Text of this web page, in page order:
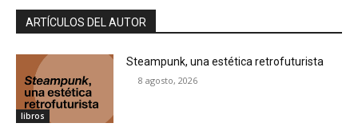
ARTÍCULOS DEL AUTOR
libros
Steampunk, una estética retrofuturista
8 agosto, 2026